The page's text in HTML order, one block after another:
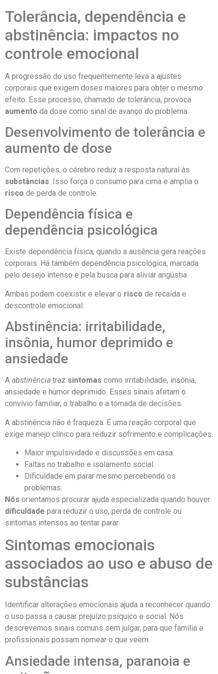
Tolerância, dependência e
abstinência: impactos no
controle emocional
A progressão do uso frequentemente leva a ajustes
corporais que exigem doses maiores para obter o mesmo
efeito. Esse processo, chamado de tolerância, provoca
aumento da dose como sinal de avanço do problema.
Desenvolvimento de tolerância e
aumento de dose
Com repetições, o cérebro reduz a resposta natural às
substâncias. Isso força o consumo para cima e amplia o
risco de perda de controle.
Dependência física e
dependência psicológica
Existe dependência física, quando a ausência gera reações
corporais. Há também dependência psicológica, marcada
pelo desejo intenso e pela busca para aliviar angústia.
Ambas podem coexistir e elevar o risco de recaída e
descontrole emocional.
Abstinência: irritabilidade,
insônia, humor deprimido e
ansiedade
A abstinência traz sintomas como irritabilidade, insônia,
ansiedade e humor deprimido. Esses sinais afetam o
convívio familiar, o trabalho e a tomada de decisões.
A abstinência não é fraqueza. É uma reação corporal que
exige manejo clínico para reduzir sofrimento e complicações.
Maior impulsividade e discussões em casa.
Faltas no trabalho e isolamento social.
Dificuldade em parar mesmo percebendo os
problemas.
Nós orientamos procurar ajuda especializada quando houver
dificuldade para reduzir o uso, perda de controle ou
sintomas intensos ao tentar parar.
Sintomas emocionais
associados ao uso e abuso de
substâncias
Identificar alterações emocionais ajuda a reconhecer quando
o uso passa a causar prejuízo psíquico e social. Nós
descrevemos sinais comuns sem julgar, para que família e
profissionais possam nomear o que veem.
Ansiedade intensa, paranoia e